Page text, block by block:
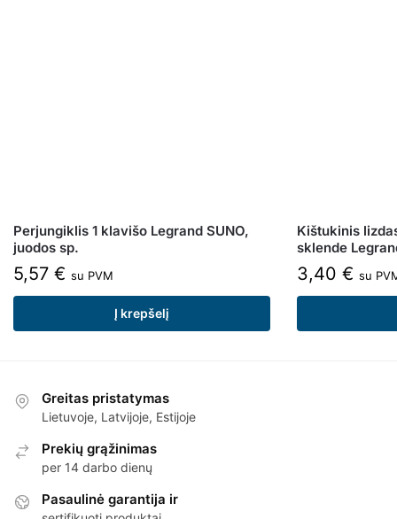
Perjungiklis 1 klavišo Legrand SUNO,
juodos sp.
5,57 € su PVM
Į krepšelį
Kištukinis
sklende
3,40 € su
Greitas pristatymas
Lietuvoje, Latvijoje, Estijoje
Prekių grąžinimas
per 14 darbo dienų
Pasaulinė garantija ir